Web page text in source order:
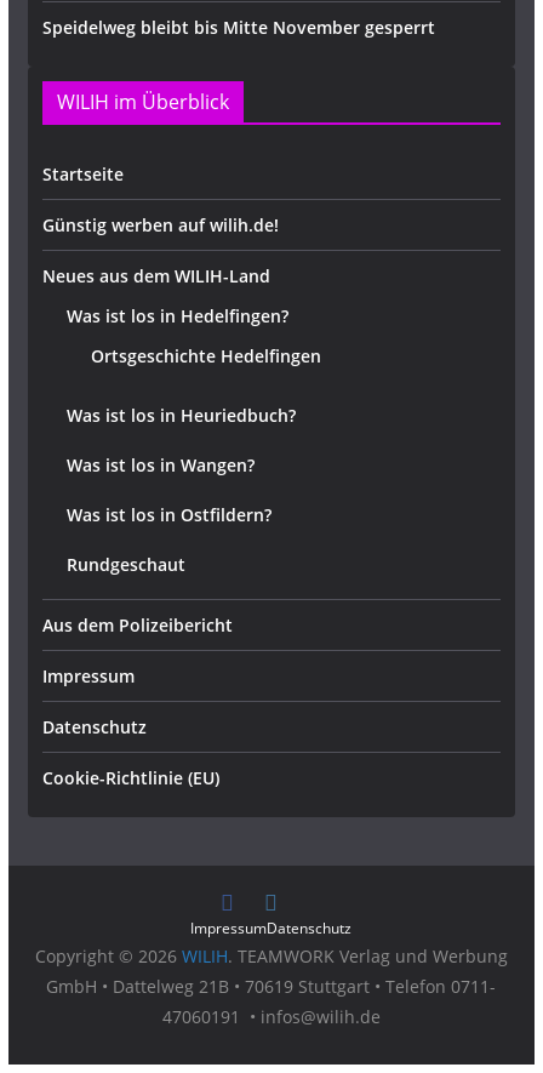
Speidelweg bleibt bis Mitte November gesperrt
WILIH im Überblick
Startseite
Günstig werben auf wilih.de!
Neues aus dem WILIH-Land
Was ist los in Hedelfingen?
Ortsgeschichte Hedelfingen
Was ist los in Heuriedbuch?
Was ist los in Wangen?
Was ist los in Ostfildern?
Rundgeschaut
Aus dem Polizeibericht
Impressum
Datenschutz
Cookie-Richtlinie (EU)
ImpressumDatenschutz
Copyright © 2026 WILIH. TEAMWORK Verlag und Werbung
GmbH • Dattelweg 21B • 70619 Stuttgart • Telefon 0711-
47060191 • infos@wilih.de